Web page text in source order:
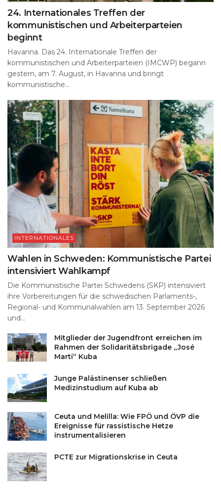
24. Internationales Treffen der
kommunistischen und Arbeiterparteien
beginnt
Havanna. Das 24. Internationale Treffen der
kommunistischen und Arbeiterparteien (IMCWP) begann
gestern, am 7. August, in Havanna und bringt
kommunistische...
INTERNATIONALES
Wahlen in Schweden: Kommunistische Partei
intensiviert Wahlkampf
Die Kommunistische Partei Schwedens (SKP) intensiviert
ihre Vorbereitungen für die schwedischen Parlaments-,
Regional- und Kommunalwahlen am 13. September 2026
und...
Mitglieder der Jugendfront erreichen im
Rahmen der Solidaritätsbrigade „José
Martí“ Kuba
Junge Palästinenser schließen
Medizinstudium auf Kuba ab
Ceuta und Melilla: Wie FPÖ und ÖVP die
Ereignisse für rassistische Hetze
instrumentalisieren
PCTE zur Migrationskrise in Ceuta